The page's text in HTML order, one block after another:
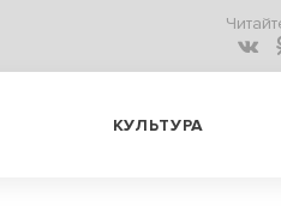
КУЛЬТУРА